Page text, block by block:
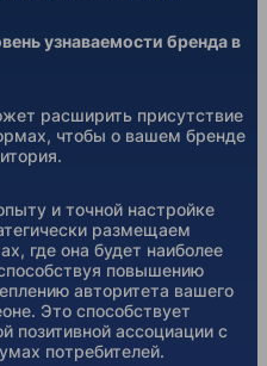
узнаваемости бренда в
расширить присутствие
чтобы о вашем бренде
и точной настройке
размещаем
где она будет наиболее
повышению
авторитета вашего
Это способствует
позитивной ассоциации с
потребителей.